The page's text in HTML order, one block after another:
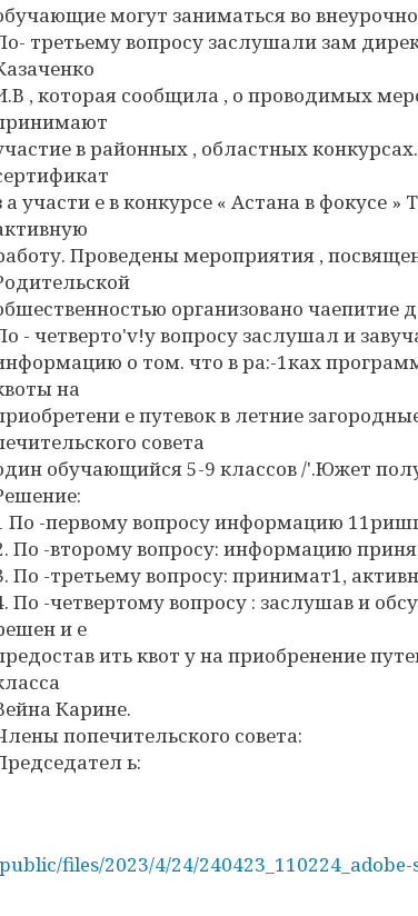
могут заниматься во
третьему вопросу заслушали зам
, которая сообщила , о проводимых
в районных , областных
а участи е в конкурсе « Астана в фокусе
Проведены мероприятия ,
организовано
- четверто'v!у вопросу заслушал и
о том. что в ра:-1ках
на
е путевок в летние
совета
обучающийся 5-9 классов /'.Южет
По -первому вопросу информацию
По -второму вопросу: информацию
По -третьему вопросу: принимат1,
По -четвертому вопросу : заслушав и
и е
ить квот у на приобренение
Карине.
попечительского совета:
ь:
files/2023/4/24/